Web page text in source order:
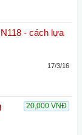
- cách lựa
17/3/16
20,000 VNĐ